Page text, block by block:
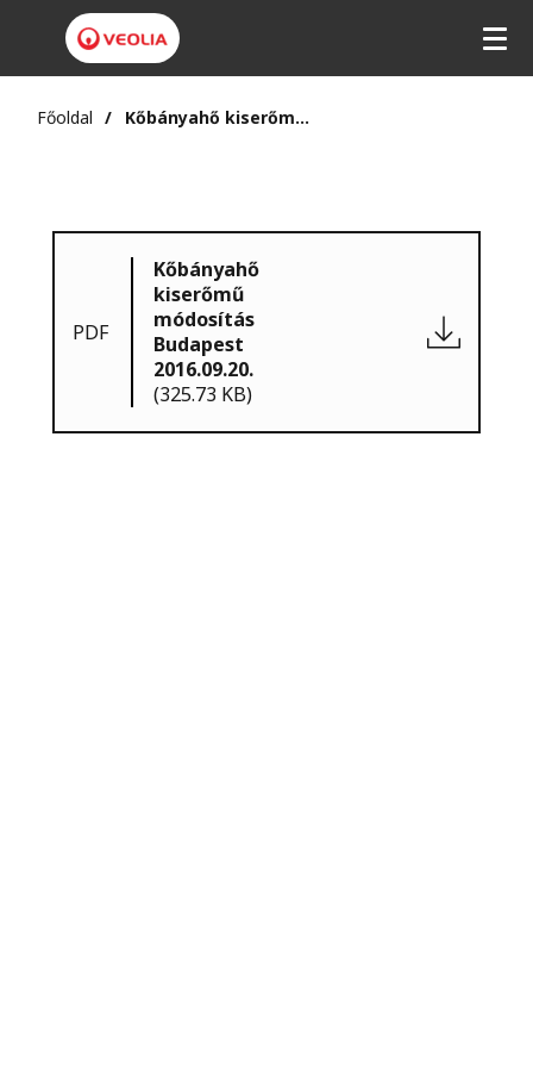
Főoldal Kőbányahő kiserőmű módosítás Budapest 2016.09.20.
PDF
Kőbányahő
kiserőmű
módosítás
Budapest
2016.09.20.
(325.73 KB)